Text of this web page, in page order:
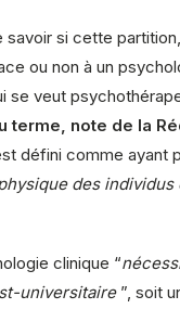
savoir si cette
ou non à un
se veut
terme, note de la
défini comme ayant
des individus
clinique “
universitaire”, soit